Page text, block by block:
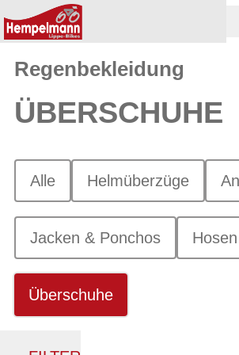
Regenbekleidung
ÜBERSCHUHE
Alle Helmüberzüge
Jacken & Ponchos Hosen
Überschuhe